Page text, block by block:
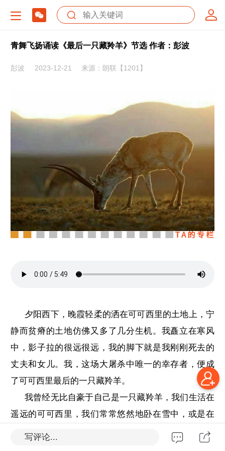
青舞飞扬诵读《最后一只藏羚羊》节选 作者：彭波
彭波 2023-12-21 来源：朗联【1201】
夕阳西下，晚霞轻柔的洒在可可西里的土地上，宁
静而贫瘠的土地仿佛又多了几分生机。我矗立在寒风
中，影子拉的很远很远，我的脚下就是我刚刚死去的
丈夫和女儿。我，这场大屠杀中唯一的幸存者，便成
了可可西里最后的一只藏羚羊。
我曾经无比自豪于自己是一只藏羚羊，我们生活在
遥远的可可西里，我们常常悠然地卧在雪中，或是在
猛烈的冰雹中嬉戏。那时的可可西里无疑于世外桃
写评论...